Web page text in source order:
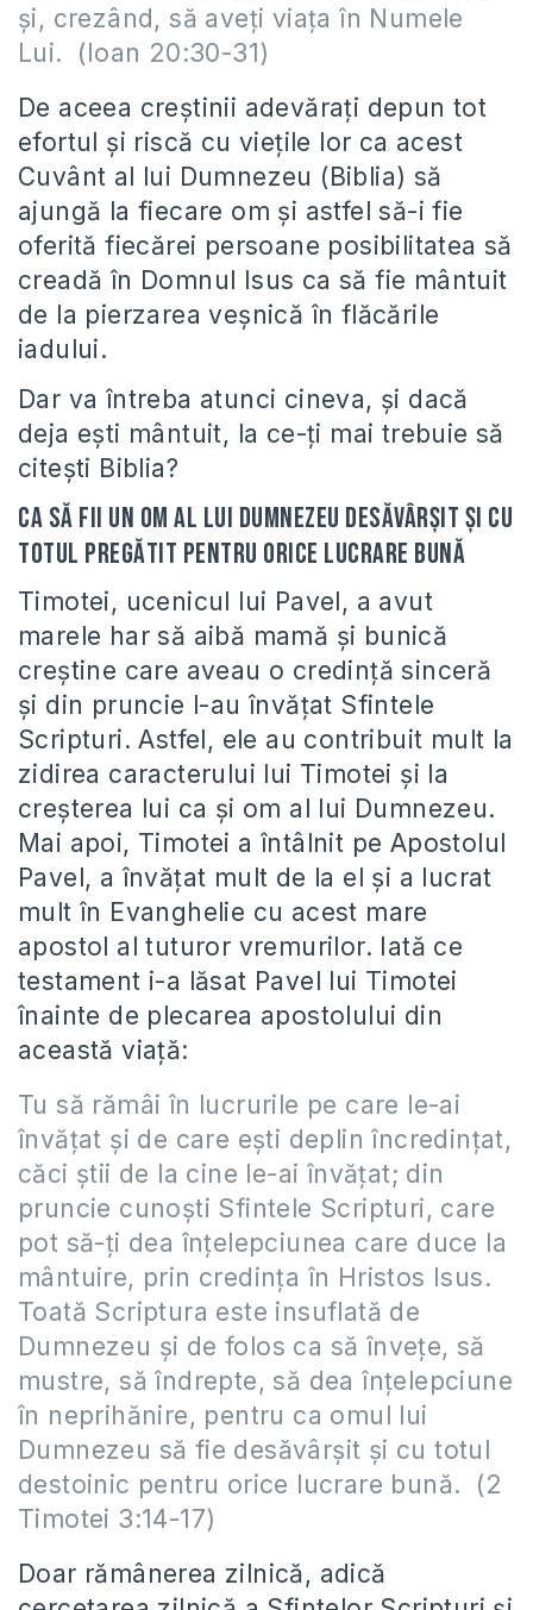
şi, crezând, să aveţi viaţa în Numele
Lui. (Ioan 20:30-31)
De aceea creștinii adevărați depun tot
efortul și riscă cu viețile lor ca acest
Cuvânt al lui Dumnezeu (Biblia) să
ajungă la fiecare om și astfel să-i fie
oferită fiecărei persoane posibilitatea să
creadă în Domnul Isus ca să fie mântuit
de la pierzarea veșnică în flăcările
iadului.
Dar va întreba atunci cineva, și dacă
deja ești mântuit, la ce-ți mai trebuie să
citești Biblia?
Ca să fii un om al lui Dumnezeu desăvârșit și cu
totul pregătit pentru orice lucrare bună
Timotei, ucenicul lui Pavel, a avut
marele har să aibă mamă și bunică
creștine care aveau o credință sinceră
și din pruncie l-au învățat Sfintele
Scripturi. Astfel, ele au contribuit mult la
zidirea caracterului lui Timotei și la
creșterea lui ca și om al lui Dumnezeu.
Mai apoi, Timotei a întâlnit pe Apostolul
Pavel, a învățat mult de la el și a lucrat
mult în Evanghelie cu acest mare
apostol al tuturor vremurilor. Iată ce
testament i-a lăsat Pavel lui Timotei
înainte de plecarea apostolului din
această viață:
Tu să rămâi în lucrurile pe care le-ai
învăţat şi de care eşti deplin încredinţat,
căci ştii de la cine le-ai învăţat; din
pruncie cunoşti Sfintele Scripturi, care
pot să-ţi dea înţelepciunea care duce la
mântuire, prin credinţa în Hristos Isus.
Toată Scriptura este insuflată de
Dumnezeu şi de folos ca să înveţe, să
mustre, să îndrepte, să dea înţelepciune
în neprihănire, pentru ca omul lui
Dumnezeu să fie desăvârşit şi cu totul
destoinic pentru orice lucrare bună. (2
Timotei 3:14-17)
Doar rămânerea zilnică, adică